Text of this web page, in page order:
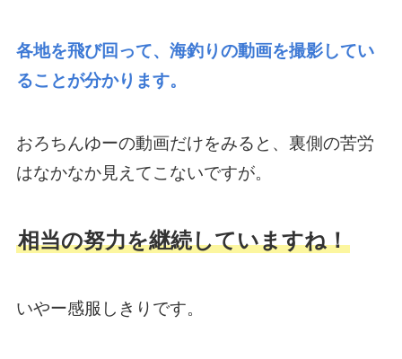
各地を飛び回って、海釣りの動画を撮影してい
ることが分かります。
おろちんゆーの動画だけをみると、裏側の苦労
はなかなか見えてこないですが。
相当の努力を継続していますね！
いやー感服しきりです。